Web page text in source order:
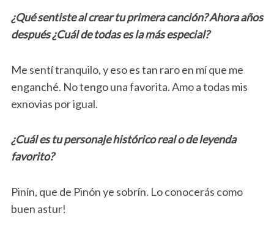
¿Qué sentiste al crear tu primera canción? Ahora años
después ¿Cuál de todas es la más especial?
Me sentí tranquilo, y eso es tan raro en mí que me
enganché. No tengo una favorita. Amo a todas mis
exnovias por igual.
¿Cuál es tu personaje histórico real o de leyenda
favorito?
Pinín, que de Pinón ye sobrín. Lo conocerás como
buen astur!